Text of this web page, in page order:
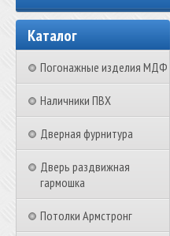
Каталог
Погонажные изделия МДФ
Наличники ПВХ
Дверная фурнитура
Дверь раздвижная
гармошка
Потолки Армстронг